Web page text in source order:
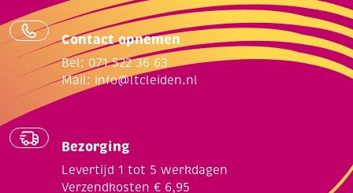
Contact opnemen
Bel: 071 522 36 63
Mail: info@ltcleiden.nl
Bezorging
Levertijd 1 tot 5 werkdagen
Verzendkosten € 6,95